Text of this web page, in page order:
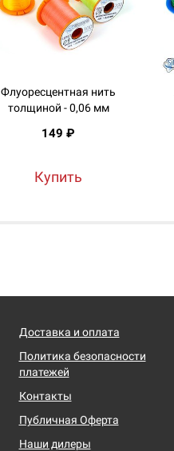
Флуоресцентная нить
толщиной - 0,06 мм
149 ₽
Купить
Доставка и оплата
Политика безопасности
платежей
Контакты
Публичная Оферта
Наши дилеры